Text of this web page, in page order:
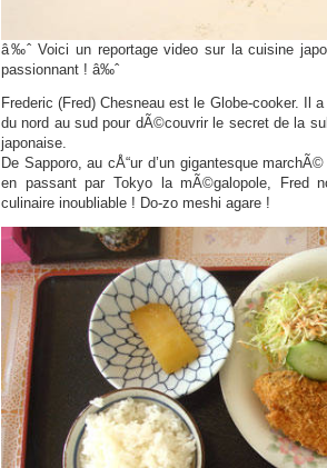
â‰ˆ Voici un reportage video sur la cuisine
passionnant ! â‰ˆ
Frederic (Fred) Chesneau est le Globe-cooker. Il
du nord au sud pour dÃ©couvrir le secret de la
japonaise.
De Sapporo, au cÅ“ur d’un gigantesque
en passant par Tokyo la mÃ©galopole, Fred
culinaire inoubliable ! Do-zo meshi agare !